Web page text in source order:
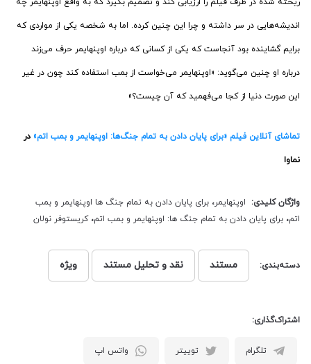
اندیشه‌هایی در سر داشته و چرا این چنین کرده. اما به شخصه یکی از مواردی که
برایم گشاینده بود آنجاست که یکی از کسانی که درباره اوپنهایمر حرف می‌زند
درباره او چنین می‌گوید: «اوپنهایمر می‌خواست از بمب استفاده کند چون در غیر
این صورت دنیا از کجا می‌فهمید که آن چیست؟»
تماشای آنلاین فیلم «برای پایان دادن به تمام جنگ‌ها: اوپنهایمر و بمب اتم» در
نماوا
واژگان کلیدی: اوپنهایمر، برای پایان دادن به تمام جنگ ‌ها اوپنهایمر و بمب
اتم، برای پایان دادن به تمام جنگ ها: اوپنهایمر و بمب اتم، کریستوفر نولان
دسته‌بندی: مستند نقد و تحلیل مستند ویژه
اشتراک‌گذاری:
تلگرام توییتر واتس اپ